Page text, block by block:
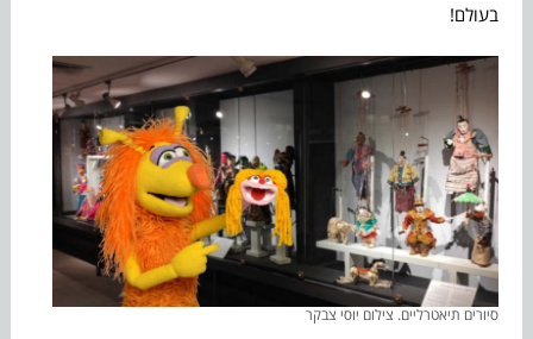
בעולם!
סיורים תיאטרליים. צילום יוסי צבקר